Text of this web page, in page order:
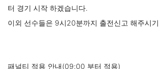
터 경기 시작 하겠습니다.
이외 선수들은 9시20분까지 출전신고 해주시기
패널티 적용 안내(09:00 부터 적용)